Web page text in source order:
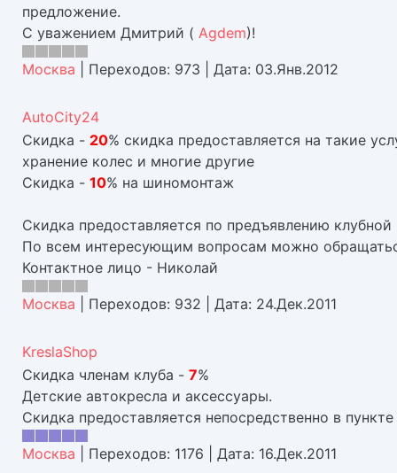
предложение.
С уважением Дмитрий ( Agdem)!
Москва Переходов: 973 Дата: 03.Янв.2012
AutoCity24
Скидка - 20% скидка предоставляется на такие
хранение колес и многие другие
Скидка - 10% на шиномонтаж
Скидка предоставляется по предъявлению клубной
По всем интересующим вопросам можно
Контактное лицо - Николай
Москва Переходов: 932 Дата: 24.Дек.2011
KreslaShop
Скидка членам клуба - 7%
Детские автокресла и аксессуары.
Скидка предоставляется непосредственно в
Москва Переходов: 1176 Дата: 16.Дек.2011